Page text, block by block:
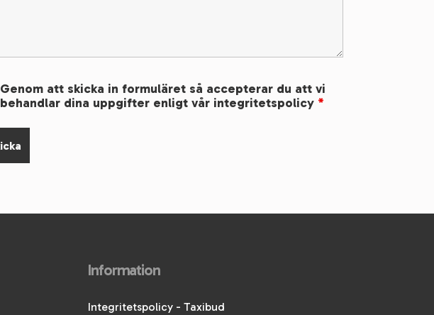
Genom att skicka in formuläret så accepterar du att vi
behandlar dina uppgifter enligt vår integritetspolicy *
Information
Integritetspolicy - Taxibud